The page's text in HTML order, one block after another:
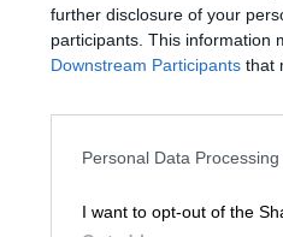
further disclosure of your
participants. This information
Downstream Participants that
Personal Data
I want to opt-out of the